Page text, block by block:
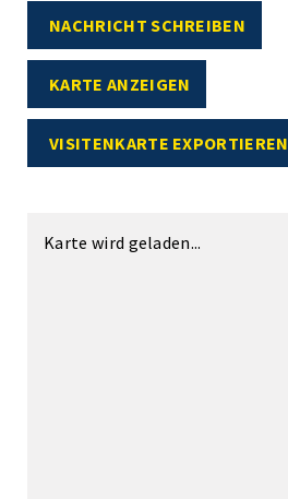
NACHRICHT SCHREIBEN
KARTE ANZEIGEN
VISITENKARTE EXPORTIEREN
Karte wird geladen...